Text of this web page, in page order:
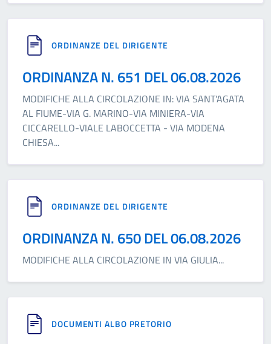
ORDINANZE DEL DIRIGENTE
ORDINANZA N. 651 DEL 06.08.2026
MODIFICHE ALLA CIRCOLAZIONE IN: VIA SANT'AGATA
AL FIUME-VIA G. MARINO-VIA MINIERA-VIA
CICCARELLO-VIALE LABOCCETTA - VIA MODENA
CHIESA...
ORDINANZE DEL DIRIGENTE
ORDINANZA N. 650 DEL 06.08.2026
MODIFICHE ALLA CIRCOLAZIONE IN VIA GIULIA...
DOCUMENTI ALBO PRETORIO